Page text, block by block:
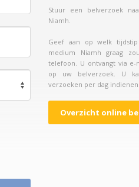
Stuur een belverzoek
Niamh.
Geef aan op welk
medium Niamh graag
telefoon. U ontvangt via
op uw belverzoek. U
verzoeken per dag indienen.
Overzicht online